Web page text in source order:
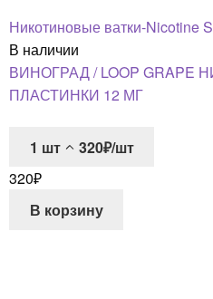
Никотиновые ватки-Nicotine
В наличии
ВИНОГРАД / LOOP GRAPE
ПЛАСТИНКИ 12 МГ
1 шт
320₽/шт
320₽
В корзину